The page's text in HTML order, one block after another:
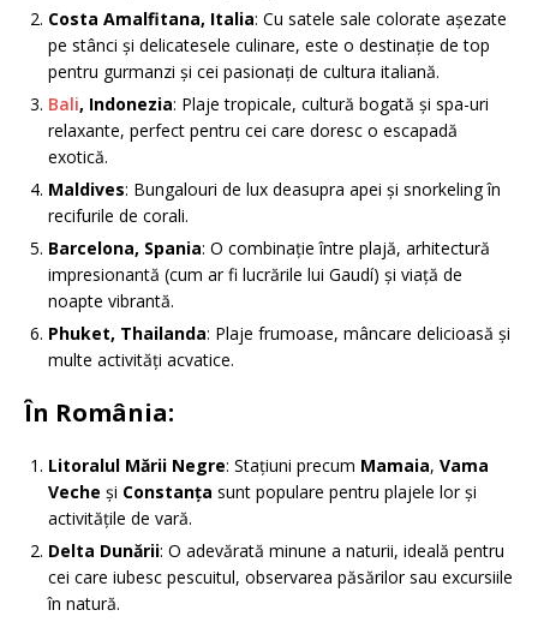
Costa Amalfitana, Italia: Cu satele sale colorate așezate
pe stânci și delicatesele culinare, este o destinație de top
pentru gurmanzi și cei pasionați de cultura italiană.
Bali, Indonezia: Plaje tropicale, cultură bogată și spa-uri
relaxante, perfect pentru cei care doresc o escapadă
exotică.
Maldives: Bungalouri de lux deasupra apei și snorkeling în
recifurile de corali.
Barcelona, Spania: O combinație între plajă, arhitectură
impresionantă (cum ar fi lucrările lui Gaudí) și viață de
noapte vibrantă.
Phuket, Thailanda: Plaje frumoase, mâncare delicioasă și
multe activități acvatice.
În România:
Litoralul Mării Negre: Stațiuni precum Mamaia, Vama
Veche și Constanța sunt populare pentru plajele lor și
activitățile de vară.
Delta Dunării: O adevărată minune a naturii, ideală pentru
cei care iubesc pescuitul, observarea păsărilor sau excursiile
în natură.